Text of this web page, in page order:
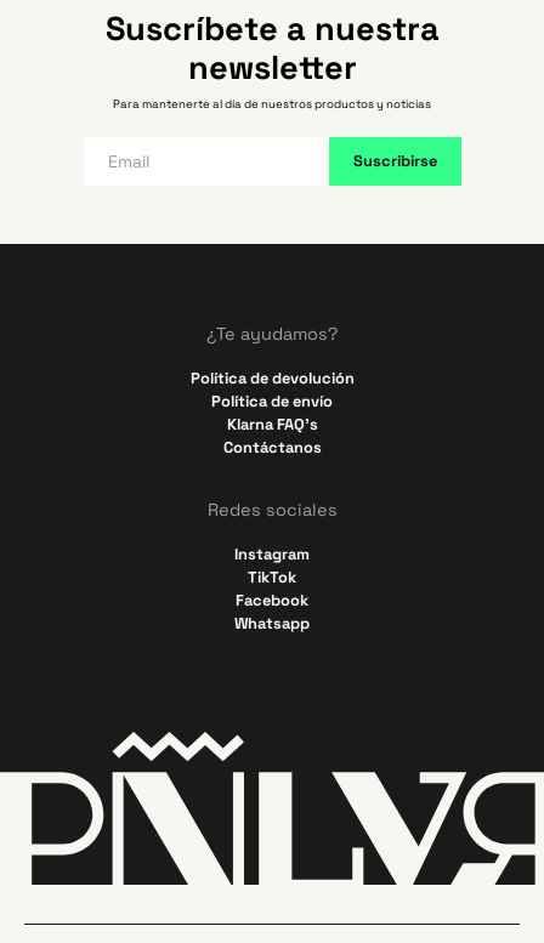
Suscríbete a nuestra
newsletter
Para mantenerte al día de nuestros productos y noticias
¿Te ayudamos?
Política de devolución
Política de envío
Klarna FAQ's
Contáctanos
Redes sociales
Instagram
TikTok
Facebook
Whatsapp